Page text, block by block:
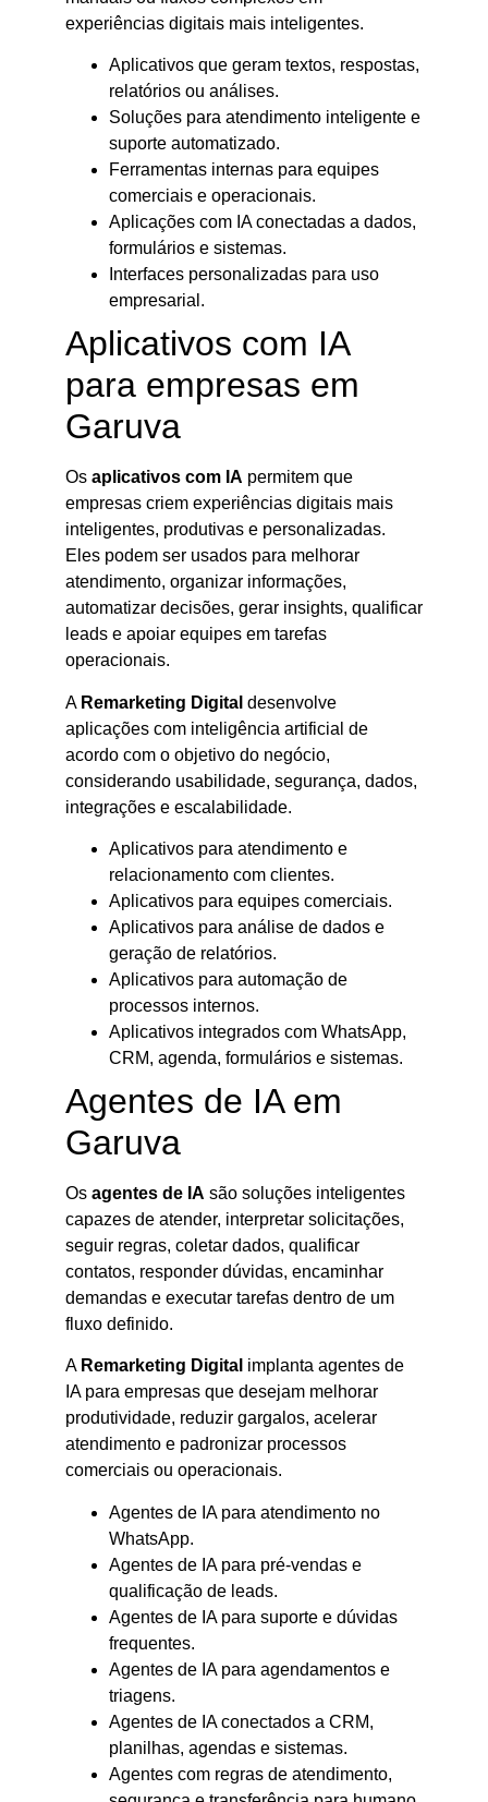
experiências digitais mais inteligentes.
Aplicativos que geram textos, respostas,
relatórios ou análises.
Soluções para atendimento inteligente e
suporte automatizado.
Ferramentas internas para equipes
comerciais e operacionais.
Aplicações com IA conectadas a dados,
formulários e sistemas.
Interfaces personalizadas para uso
empresarial.
Aplicativos com IA
para empresas em
Garuva
Os aplicativos com IA permitem que
empresas criem experiências digitais mais
inteligentes, produtivas e personalizadas.
Eles podem ser usados para melhorar
atendimento, organizar informações,
automatizar decisões, gerar insights, qualificar
leads e apoiar equipes em tarefas
operacionais.
A Remarketing Digital desenvolve
aplicações com inteligência artificial de
acordo com o objetivo do negócio,
considerando usabilidade, segurança, dados,
integrações e escalabilidade.
Aplicativos para atendimento e
relacionamento com clientes.
Aplicativos para equipes comerciais.
Aplicativos para análise de dados e
geração de relatórios.
Aplicativos para automação de
processos internos.
Aplicativos integrados com WhatsApp,
CRM, agenda, formulários e sistemas.
Agentes de IA em
Garuva
Os agentes de IA são soluções inteligentes
capazes de atender, interpretar solicitações,
seguir regras, coletar dados, qualificar
contatos, responder dúvidas, encaminhar
demandas e executar tarefas dentro de um
fluxo definido.
A Remarketing Digital implanta agentes de
IA para empresas que desejam melhorar
produtividade, reduzir gargalos, acelerar
atendimento e padronizar processos
comerciais ou operacionais.
Agentes de IA para atendimento no
WhatsApp.
Agentes de IA para pré-vendas e
qualificação de leads.
Agentes de IA para suporte e dúvidas
frequentes.
Agentes de IA para agendamentos e
triagens.
Agentes de IA conectados a CRM,
planilhas, agendas e sistemas.
Agentes com regras de atendimento,